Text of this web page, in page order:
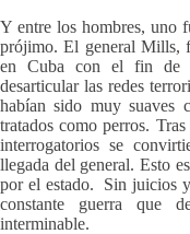
Y entre los hombres, uno
prójimo. El general Mills,
en Cuba con el fin de
desarticular las redes
habían sido muy suaves
tratados como perros.
interrogatorios se
llegada del general. Esto
por el estado. Sin juicios
constante guerra que
interminable.